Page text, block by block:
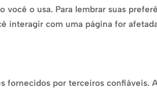
o usa. Para lembrar suas
interagir com uma página for
fornecidos por terceiros confiáveis.